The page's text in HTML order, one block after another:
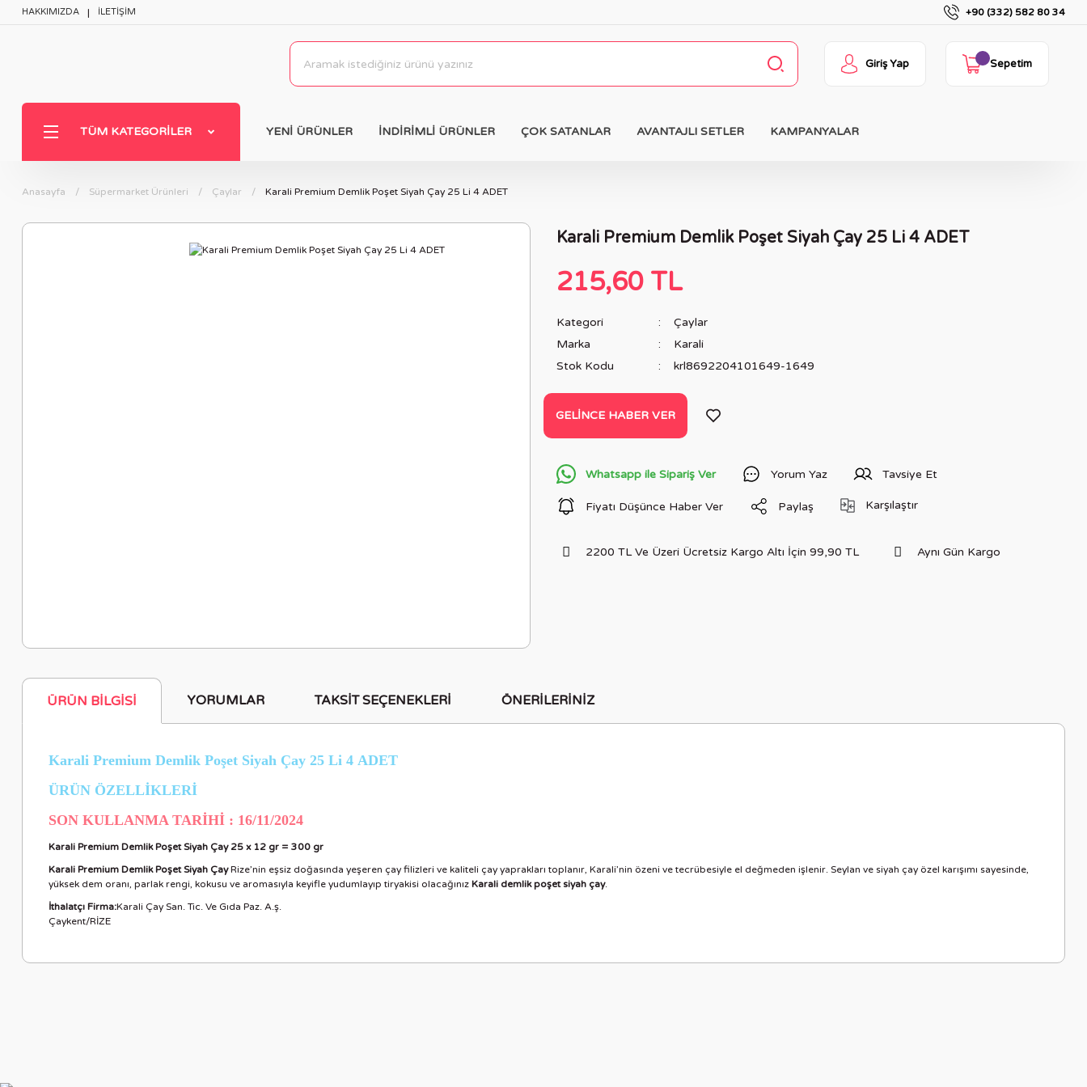
HAKKIMIZDA İLETİŞİM +90 (332) 582 80 34
Giriş Yap Sepetim
TÜM KATEGORILER YENİ ÜRÜNLER İNDİRİMLİ ÜRÜNLER ÇOK SATANLAR AVANTAJLI SETLER KAMPANYALAR
Anasayfa Süpermarket Ürünleri Çaylar Karali Premium Demlik Poşet Siyah Çay 25 Li 4 ADET
Karali Premium Demlik Poşet Siyah Çay 25 Li 4 ADET
215,60 TL
Kategori
Çaylar
Marka
Karali
Stok Kodu
krl8692204101649-1649
GELINCE HABER VER
Whatsapp ile Sipariş Ver Yorum Yaz Tavsiye Et
Fiyatı Düşünce Haber Ver Paylaş Karşılaştır
2200 TL Ve Üzeri Ücretsiz Kargo Altı İçin 99,90 TL Aynı Gün Kargo
ÜRÜN BILGISI YORUMLAR TAKSIT SEÇENEKLERI ÖNERILERINIZ
Karali Premium Demlik Poşet Siyah Çay 25 Li 4 ADET
ÜRÜN ÖZELLİKLERİ
SON KULLANMA TARİHİ : 16/11/2024
Karali Premium Demlik Poşet Siyah Çay 25 x 12 gr = 300 gr
Karali Premium Demlik Poşet Siyah ÇayRize’nin eşsiz doğasında yeşeren çay filizleri ve kaliteli çay yaprakları toplanır, Karali’nin özeni ve tecrübesiyle el değmeden işlenir. Seylan ve siyah çay özel karışımı sayesinde,
yüksek dem oranı, parlak rengi, kokusu ve aromasıyla keyifle yudumlayıp tiryakisi olacağınız Karali demlik poşet siyah çay.
İthalatçı Firma:Karali Çay San. Tic. Ve Gıda Paz. A.ş.
Çaykent/RİZE